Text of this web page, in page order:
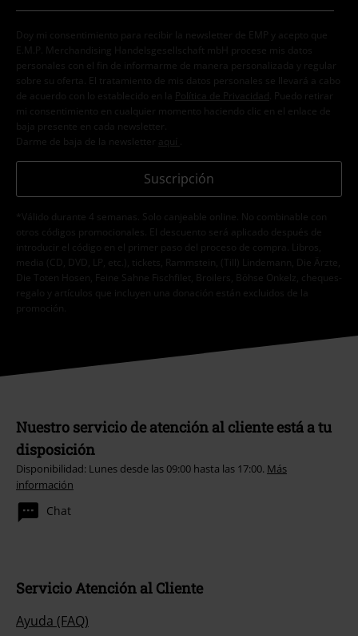
Doy mi consentimiento para recibir la newsletter de EMP y acepto que
E.M.P. Merchandising Handelsgesellschaft mbH procese mis datos
personales con el fin de informarme de manera personalizada y regular
sobre su oferta. El tratamiento de mis datos personales se llevará a cabo
de acuerdo con lo establecido en la
Política de Privacidad . Puedo retirar
mi consentimiento en cualquier momento haciendo clic en el enlace de
baja presente en cada newsletter.
Darme de baja de la newsletter
aquí
Suscripción
*Válido durante 4 semanas. Solo canjeable online. No combinable con
otros códigos promocionales. El descuento será aplicado después de
introducir el código en el primer paso del proceso de compra. Libros,
media (CD, DVD, LP, etc.), tickets, Rammstein, (Till) Lindemann, Die Ärzte,
Die Toten Hosen, Feine Sahne Fischfilet, Broilers, Böhse Onkelz, cheques-
regalo y artículos que incluyen una donación están excluidos de la
promoción.
Nuestro servicio de atención al cliente está a tu
disposición
Disponibilidad: Lunes desde las 09:00 hasta las 17:00. Más
información
Chat
Servicio Atención al Cliente
Ayuda (FAQ)